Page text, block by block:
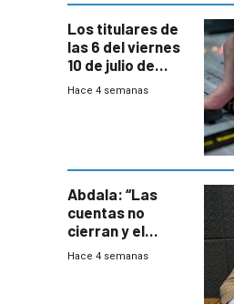
Los titulares de
las 6 del viernes
10 de julio de
2026
Hace 4 semanas
Abdala: “Las
cuentas no
cierran y el
balance del
Hace 4 semanas